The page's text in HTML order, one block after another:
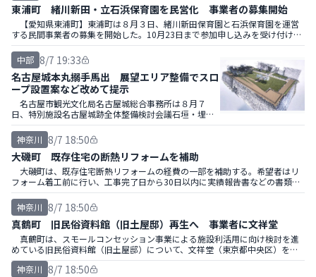
東浦町 緒川新田・立石浜保育園を民営化 事業者の募集開始
【愛知県東浦町】東浦町は８月３日、緒川新田保育園と石浜保育園を運営
する民間事業者の募集を開始した。10月23日まで参加申し込みを受け付け、
２０２７年３月に選定結果を通知する。
中部 8/7 19:33
名古屋城本丸搦手馬出 展望エリア整備でスロ
ープ設置案など改めて提示
名古屋市観光文化局名古屋城総合事務所は８月７
日、特別施設名古屋城跡全体整備検討会議石垣・埋蔵
文化財部会（第72回）を開き、名古屋城跡の修景や、
石垣の保存方針などについて議論を交わした。
神奈川 8/7 18:50
大磯町 既存住宅の断熱リフォームを補助
大磯町は、既存住宅断熱リフォームの経費の一部を補助する。希望者はリ
フォーム着工前に行い、工事完了日から30日以内に実績報告書などの書類を
提出する。
神奈川 8/7 18:50
真鶴町 旧民俗資料館（旧土屋邸）再生へ 事業者に文祥堂
真鶴町は、スモールコンセッション事業による施設利活用に向け検討を進
めている旧民俗資料館（旧土屋邸）について、文祥堂（東京都中央区）を優
先交渉権者に選定、基本協定書を締結した。
神奈川 8/7 18:50